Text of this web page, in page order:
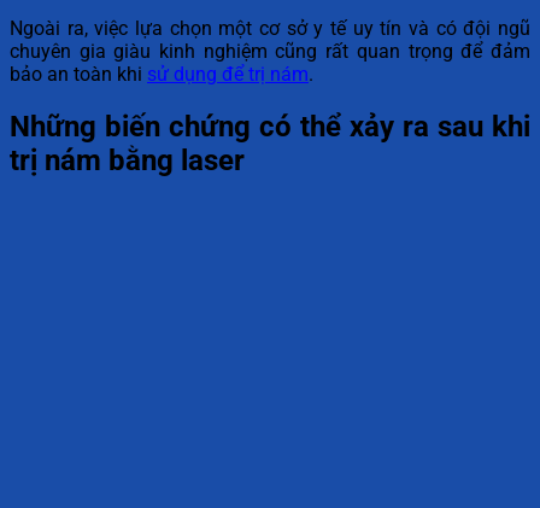
Ngoài ra, việc lựa chọn một cơ sở y tế uy tín và có đội ngũ
chuyên gia giàu kinh nghiệm cũng rất quan trọng để đảm
bảo an toàn khi sử dụng để trị nám.
Những biến chứng có thể xảy ra sau khi
trị nám bằng laser